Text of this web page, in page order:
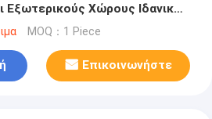
Εξωτερικούς Χώρους Ιδανικό
Ψυχαγωγία Πάρτι και
MOQ：1 Piece
Επικοινωνήστε